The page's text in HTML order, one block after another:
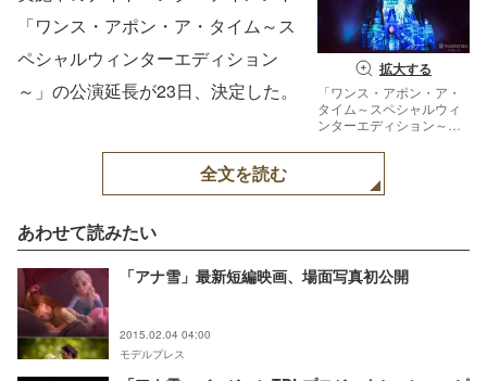
拡大する
「ワンス・アポン・ア・
タイム～スペシャルウィ
ンターエディション～」
サのシーン（C）
「ワンス・アポン・ア・タイム～ス
ペシャルウィンターエディション
～」の公演延長が23日、決定した。
全文を読む
あわせて読みたい
「アナ雪」最新短編映画、場面写真初公開
2015.02.04 04:00
モデルプレス